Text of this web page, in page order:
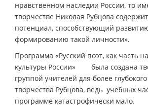
нравственном наследии России, то
творчестве Николая Рубцова
потенциал, способствующий
формированию такой личности».
Программа «Русский поэт, как часть
культуры России» была создана
группой учителей для более
творчества Рубцова, ведь учебных
программе катастрофически мало.